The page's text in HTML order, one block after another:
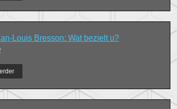
Louis Bresson: Wat bezielt u?